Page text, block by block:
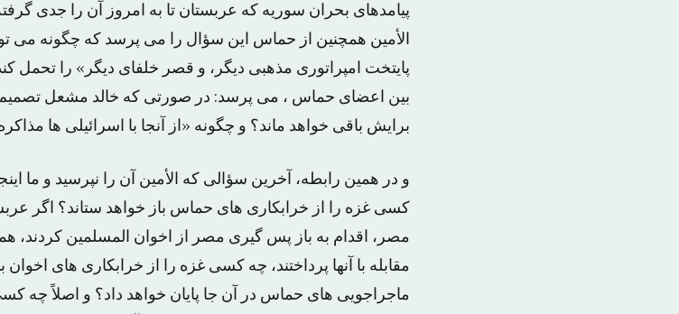
پیامدهای بحران سوریه که عربستان تا به امروز آن را جدی
الأمین همچنین از حماس این سؤال را می پرسد که چگونه می
پایتخت امپراتوری مذهبی دیگر، و قصر خلفای دیگر» را تحمل
بین اعضای حماس ، می پرسد: در صورتی که خالد مشعل تصمیم
برایش باقی خواهد ماند؟ و چگونه «از آنجا با اسرائیلی ها
و در همین رابطه، آخرین سؤالی که الأمین آن را نپرسید و ما
کسی غزه را از خرابکاری های حماس باز خواهد ستاند؟ اگر
مصر، اقدام به باز پس گیری مصر از اخوان المسلمین کردند،
مقابله با آنها پرداختند، چه کسی غزه را از خرابکاری های
ماجراجویی های حماس در آن جا پایان خواهد داد؟ و اصلاً چه